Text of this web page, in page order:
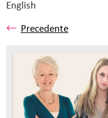
English
Precedente